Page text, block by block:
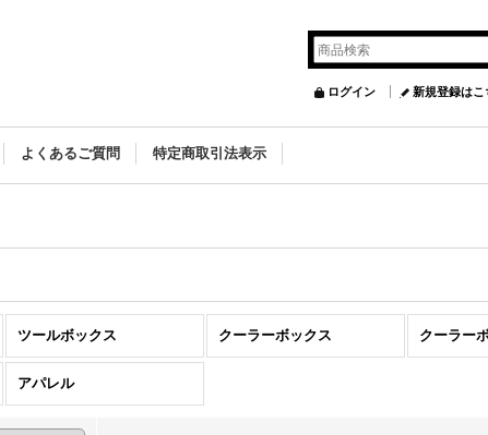
ログイン 新規登録はこ
よくあるご質問 特定商取引法表示
ツールボックス クーラーボックス
アパレル